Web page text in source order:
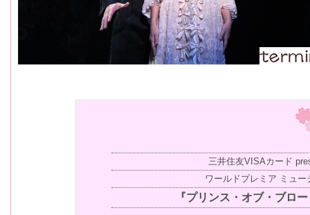
三井住友VISAカード
ワールドプレミア ミュー
『プリンス・オブ・ブロ